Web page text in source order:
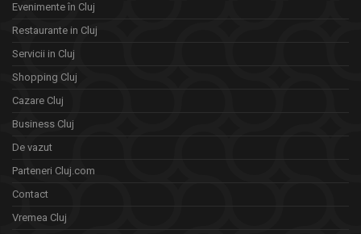
Evenimente în Cluj
Restaurante in Cluj
Servicii in Cluj
Shopping Cluj
Cazare Cluj
Business Cluj
De vazut
Parteneri Cluj.com
Contact
Vremea Cluj